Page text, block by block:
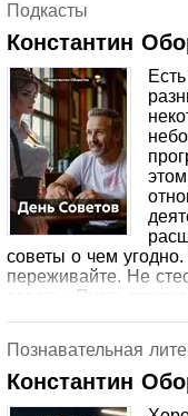
сильного игрока,
посредственного.
Подкасты
Константин
советы о чем
переживайте. Не
советы. Пусть
постепенно вы
советчиком.
Познавательная
Константин